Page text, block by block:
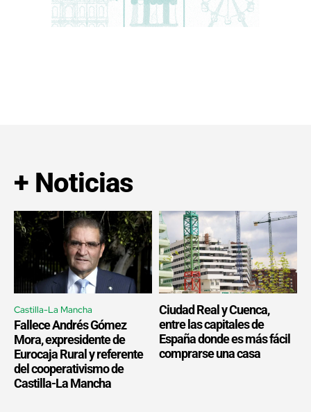
+ Noticias
Castilla-La Mancha
Fallece Andrés Gómez
Mora, expresidente de
Eurocaja Rural y referente
del cooperativismo de
Castilla-La Mancha
Ciudad Real y Cuenca,
entre las capitales de
España donde es más fácil
comprarse una casa